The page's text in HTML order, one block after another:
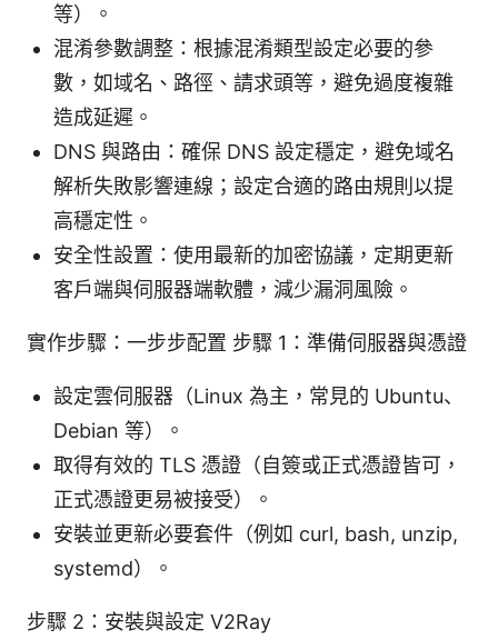
等）。
混淆參數調整：根據混淆類型設定必要的參
數，如域名、路徑、請求頭等，避免過度複雜
造成延遲。
DNS 與路由：確保 DNS 設定穩定，避免域名
解析失敗影響連線；設定合適的路由規則以提
高穩定性。
安全性設置：使用最新的加密協議，定期更新
客戶端與伺服器端軟體，減少漏洞風險。
實作步驟：一步步配置 步驟 1：準備伺服器與憑證
設定雲伺服器（Linux 為主，常見的 Ubuntu、
Debian 等）。
取得有效的 TLS 憑證（自簽或正式憑證皆可，
正式憑證更易被接受）。
安裝並更新必要套件（例如 curl, bash, unzip,
systemd）。
步驟 2：安裝與設定 V2Ray